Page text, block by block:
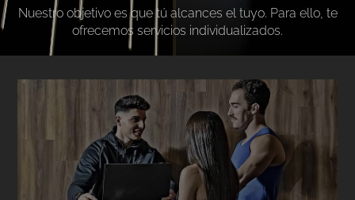
Nuestro objetivo es que tú alcances el tuyo. Para ello, te
ofrecemos servicios individualizados.